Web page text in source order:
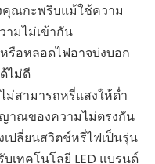
คุณกะพริบแม้ใช้ความ
ามไม่เข้ากัน
รือหลอดไฟอาจบ่งบอก
ไม่ดี
ม่สามารถหรี่แสงให้ต่ำ
าณของความไม่ตรงกัน
ลี่ยนสวิตช์หรี่ไฟเป็นรุ่น
เทคโนโลยี LED แบรนด์